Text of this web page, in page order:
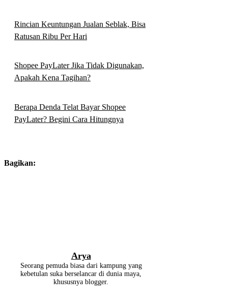
Rincian Keuntungan Jualan Seblak, Bisa
Ratusan Ribu Per Hari
Shopee PayLater Jika Tidak Digunakan,
Apakah Kena Tagihan?
Berapa Denda Telat Bayar Shopee
PayLater? Begini Cara Hitungnya
Bagikan:
Arya
Seorang pemuda biasa dari kampung yang
kebetulan suka berselancar di dunia maya,
khususnya blogger.